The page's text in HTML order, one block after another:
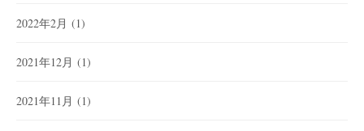
2022年2月 (1)
2021年12月 (1)
2021年11月 (1)